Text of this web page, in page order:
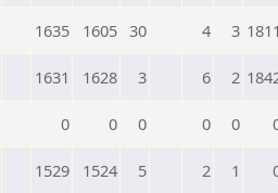
1635 1605 30 4 3
1631 1628 3 6 2
0 0 0 0 0
1529 1524 5 2 1